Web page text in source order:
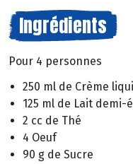
Ingrédients
Pour 4 personnes
250 ml de Crème
125 ml de Lait demi-
2 cc de Thé
4 Oeuf
90 g de Sucre